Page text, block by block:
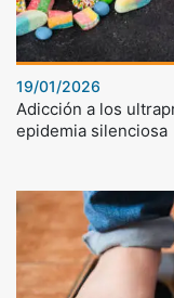
19/01/2026
Adicción a los
epidemia silenciosa